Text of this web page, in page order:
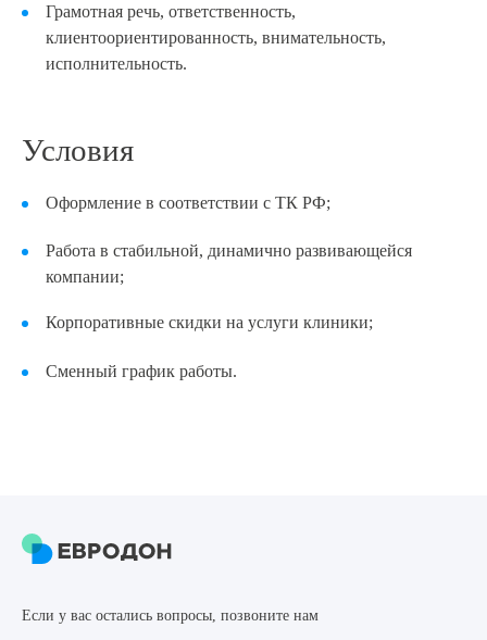
Грамотная речь, ответственность,
клиентоориентированность, внимательность,
исполнительность.
Условия
Оформление в соответствии с ТК РФ;
Работа в стабильной, динамично развивающейся
компании;
Корпоративные скидки на услуги клиники;
Сменный график работы.
Другая вакансия
Биолог
Если у вас остались вопросы, позвоните нам
Я даю согласие на обработку персональных данных
Выберите сопутствующую услугу
ПОДТВЕРДИТЬ